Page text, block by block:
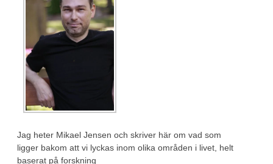
Jag heter Mikael Jensen och skriver här om vad som
ligger bakom att vi lyckas inom olika områden i livet, helt
baserat på forskning